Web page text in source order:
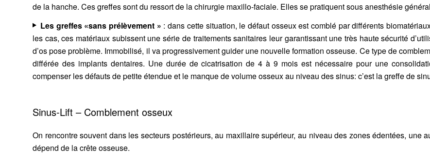
de la hanche. Ces greffes sont du ressort de la chirurgie maxillo-faciale. Elles se pratiquent sous anesthésie
Les greffes «sans prélèvement » : dans cette situation, le défaut osseux est comblé par différents
les cas, ces matériaux subissent une série de traitements sanitaires leur garantissant une très haute sécurité
d’os pose problème. Immobilisé, il va progressivement guider une nouvelle formation osseuse. Ce type de
différée des implants dentaires. Une durée de cicatrisation de 4 à 9 mois est nécessaire pour une
compenser les défauts de petite étendue et le manque de volume osseux au niveau des sinus: c’est la greffe de
Sinus-Lift – Comblement osseux
On rencontre souvent dans les secteurs postérieurs, au maxillaire supérieur, au niveau des zones édentées, une
dépend de la crête osseuse.